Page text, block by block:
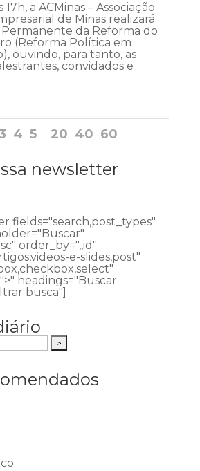
17h, a ACMinas – Associação
de Minas realizará
da Reforma do
(Reforma Política em
ouvindo, para tanto, as
convidados e
4 5 20 40 60
newsletter
fields="search,post_types"
order_by=",,id"
e-slides,post"
headings="Buscar
busca"]